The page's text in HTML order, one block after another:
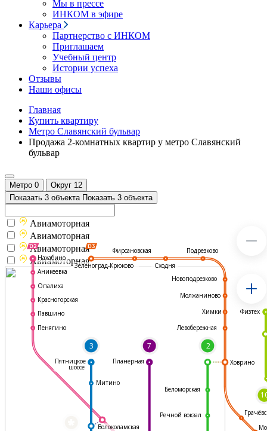
Мы в прессе
ИНКОМ в эфире
Карьера
Партнерство с ИНКОМ
Приглашаем
Учебный центр
Истории успеха
Отзывы
Наши офисы
Главная
Купить квартиру
Метро Славянский бульвар
Продажа 2-комнатных квартир у метро Славянский
бульвар
Метро 0 Округ 12
Показать 3 объекта Показать 3 объекта
3 7 2
Фирсановская
Сходня
Подрезково
Новоподрезково
Молжаниново
Химки
Левобережная
Ховрино
Волоколамская
Митино
Нахабино
Аникеевка
Опалиха
Красногорская
Павшино
Пенягино
Пятницкое
шоссе
Планерная
Физтех
Речной вокзал
Беломорская
Зеленоград-Крюково
Авиамоторная
Авиамоторная
Авиамоторная
Авиамоторная